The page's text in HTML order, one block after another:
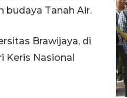
budaya Tanah Air.
Brawijaya, di
Keris Nasional